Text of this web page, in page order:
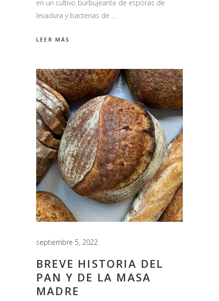
en un cultivo burbujeante de esporas de
levadura y bacterias de
LEER MÁS
septiembre 5, 2022
BREVE HISTORIA DEL
PAN Y DE LA MASA
MADRE